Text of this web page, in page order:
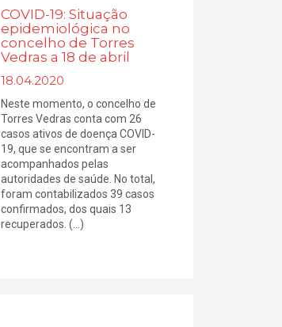
COVID-19: Situação
epidemiológica no
concelho de Torres
Vedras a 18 de abril
18.04.2020
Neste momento, o concelho de
Torres Vedras conta com 26
casos ativos de doença COVID-
19, que se encontram a ser
acompanhados pelas
autoridades de saúde. No total,
foram contabilizados 39 casos
confirmados, dos quais 13
recuperados. (...)